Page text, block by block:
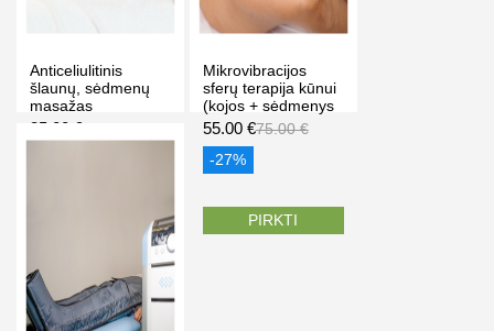
Anticeliulitinis
šlaunų, sėdmenų
masažas
(atliekamas
rankomis), 30 min.
35.00 €
Mikrovibracijos
sferų terapija kūnui
(kojos + sėdmenys
+ pilvas 60 min),
masažo ir grožio
klinikoje Vilniuje
55.00 €75.00 €
-27%
PIRKTI